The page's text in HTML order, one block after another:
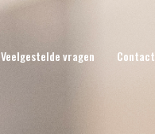
Veelgestelde vragen Contact